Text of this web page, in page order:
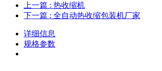
上一篇 : 热收缩机
下一篇 : 全自动热收缩包装机厂家
详细信息
规格参数